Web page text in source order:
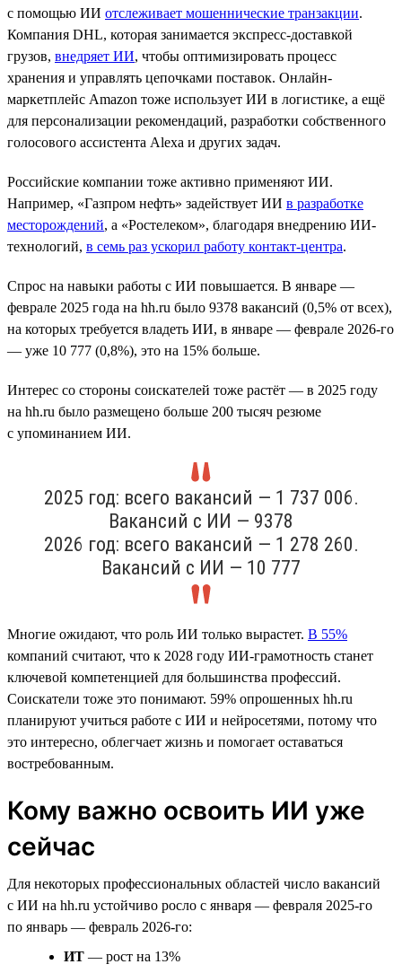
с помощью ИИ отслеживает мошеннические транзакции.
Компания DHL, которая занимается экспресс-доставкой
грузов, внедряет ИИ, чтобы оптимизировать процесс
хранения и управлять цепочками поставок. Онлайн-
маркетплейс Amazon тоже использует ИИ в логистике, а ещё
для персонализации рекомендаций, разработки собственного
голосового ассистента Alexa и других задач.
Российские компании тоже активно применяют ИИ.
Например, «Газпром нефть» задействует ИИ в разработке
месторождений, а «Ростелеком», благодаря внедрению ИИ-
технологий, в семь раз ускорил работу контакт-центра.
Спрос на навыки работы с ИИ повышается. В январе —
феврале 2025 года на hh.ru было 9378 вакансий (0,5% от всех),
на которых требуется владеть ИИ, в январе — феврале 2026-го
— уже 10 777 (0,8%), это на 15% больше.
Интерес со стороны соискателей тоже растёт — в 2025 году
на hh.ru было размещено больше 200 тысяч резюме
с упоминанием ИИ.
2025 год: всего вакансий — 1 737 006.
Вакансий с ИИ — 9378
2026 год: всего вакансий — 1 278 260.
Вакансий с ИИ — 10 777
Многие ожидают, что роль ИИ только вырастет. В 55%
компаний считают, что к 2028 году ИИ-грамотность станет
ключевой компетенцией для большинства профессий.
Соискатели тоже это понимают. 59% опрошенных hh.ru
планируют учиться работе с ИИ и нейросетями, потому что
это интересно, облегчает жизнь и помогает оставаться
востребованным.
Кому важно освоить ИИ уже
сейчас
Для некоторых профессиональных областей число вакансий
с ИИ на hh.ru устойчиво росло с января — февраля 2025-го
по январь — февраль 2026-го:
ИТ — рост на 13%